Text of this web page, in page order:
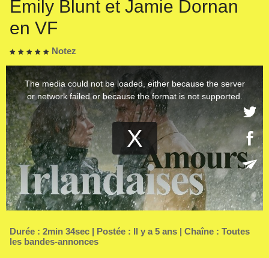
Emily Blunt et Jamie Dornan
en VF
Notez
Durée : 2min 34sec | Postée : Il y a 5 ans | Chaîne : Toutes
les bandes-annonces